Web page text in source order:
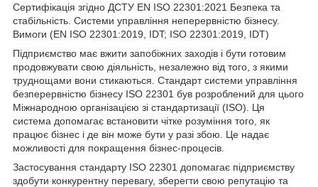
Сертифікація згідно ДСТУ EN ISO 22301:2021 Безпека та
стабільність. Системи управління неперервністю бізнесу.
Вимоги (EN ISO 22301:2019, IDT; ISO 22301:2019, IDT)
Підприємство має вжити запобіжних заходів і бути готовим
продовжувати свою діяльність, незалежно від того, з якими
труднощами вони стикаються. Стандарт системи управління
безперервністю бізнесу ISO 22301 був розроблений для цього
Міжнародною організацією зі стандартизації (ISO).
Ця
система допомагає встановити чітке розуміння того, як
працює бізнес і де він може бути у разі збою.
Це надає
можливості для покращення бізнес-процесів.
Застосування стандарту ISO 22301 допомагає підприємству
здобути конкурентну перевагу, зберегти свою репутацію та